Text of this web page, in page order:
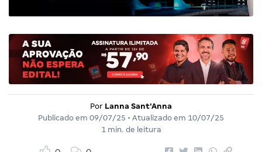
Por Lanna Sant'Anna
Publicado em 09/07/25 • Atualizado em 10/07/25
1 min. de leitura